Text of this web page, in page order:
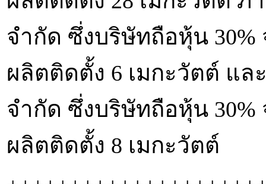
จำกัด ซึ่งบริษัทถือหุ้น
ผลิตติดตั้ง 6 เมกะวัตต์ แล
จำกัด ซึ่งบริษัทถือหุ้น
ผลิตติดตั้ง 8 เมกะวัตต์